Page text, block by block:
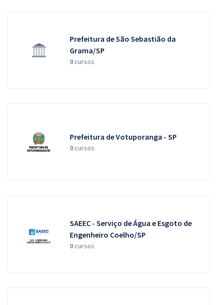
Prefeitura de São Sebastião da
Grama/SP
0cursos
Prefeitura de Votuporanga - SP
0cursos
SAEEC - Serviço de Água e Esgoto de
Engenheiro Coelho/SP
0cursos